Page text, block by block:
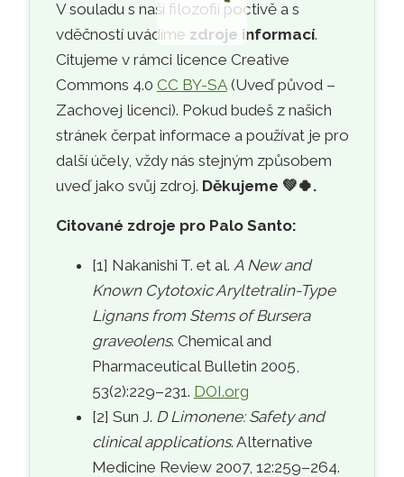
V souladu s naší filozofií poctivě a s
vděčností uvádíme zdroje informací.
Citujeme v rámci licence Creative
Commons 4.0 CC BY-SA(Uveď původ –
Zachovej licenci). Pokud budeš z našich
stránek čerpat informace a používat je pro
další účely, vždy nás stejným způsobem
uveď jako svůj zdroj. Děkujeme 💚🍀.
Citované zdroje pro Palo Santo:
[1] Nakanishi T. et al. A New and
Known Cytotoxic Aryltetralin-Type
Lignans from Stems of Bursera
graveolens. Chemical and
Pharmaceutical Bulletin 2005,
53(2):229–231. DOI.org
[2] Sun J. D Limonene: Safety and
clinical applications. Alternative
Medicine Review 2007, 12:259–264.